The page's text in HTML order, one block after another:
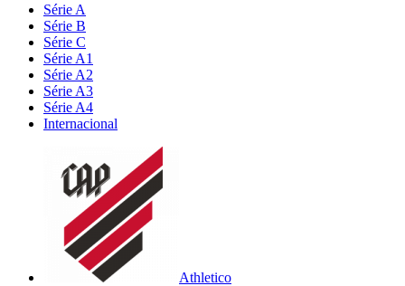
Série A
Série B
Série C
Série A1
Série A2
Série A3
Série A4
Internacional
Athletico